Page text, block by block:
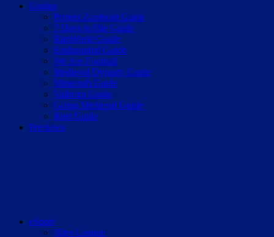
Guides
Project Zomboid Guide
7 Days to Die Guide
RimWorld Guide
Enshrouded Guide
We Are Football
Medieval Dynasty Guide
Minecraft Guide
Valheim Guide
Going Medieval Guide
Rust Guide
Previews
eSport
Nitro League